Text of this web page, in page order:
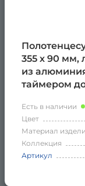
355 х 90 мм,
из
таймером
Есть в наличии
Цвет
Материал
Коллекция
Артикул